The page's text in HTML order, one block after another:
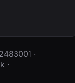
·
·